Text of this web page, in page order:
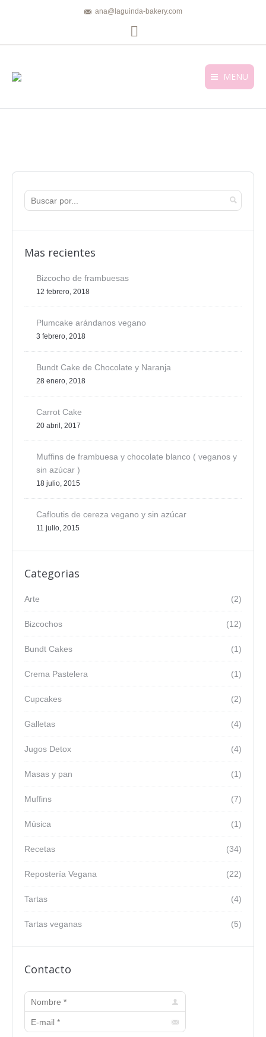
ana@laguinda-bakery.com
MENU
Mas recientes
Bizcocho de frambuesas
12 febrero, 2018
Plumcake arándanos vegano
3 febrero, 2018
Bundt Cake de Chocolate y Naranja
28 enero, 2018
Carrot Cake
20 abril, 2017
Muffins de frambuesa y chocolate blanco ( veganos y
sin azúcar )
18 julio, 2015
Cafloutis de cereza vegano y sin azúcar
11 julio, 2015
Categorias
(2)
Arte
(12)
Bizcochos
(1)
Bundt Cakes
(1)
Crema Pastelera
(2)
Cupcakes
(4)
Galletas
(4)
Jugos Detox
(1)
Masas y pan
(7)
Muffins
(1)
Música
(34)
Recetas
(22)
Repostería Vegana
(4)
Tartas
(5)
Tartas veganas
Contacto
Nombre *
E-mail *